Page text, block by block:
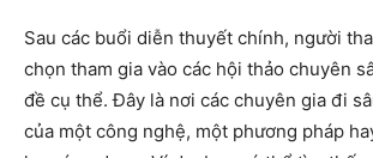
Sau các buổi diễn thuyết chính, người
chọn tham gia vào các hội thảo chuyên
đề cụ thể. Đây là nơi các chuyên gia đi
của một công nghệ, một phương pháp